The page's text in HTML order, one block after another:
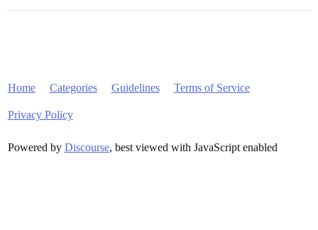
Home Categories Guidelines Terms of Service
Privacy Policy
Powered by Discourse, best viewed with JavaScript enabled